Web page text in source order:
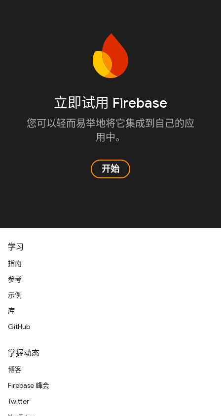
立即试用 Firebase
您可以轻而易举地将它集成到自己的应
用中。
开始
学习
指南
参考
示例
库
GitHub
掌握动态
博客
Firebase 峰会
Twitter